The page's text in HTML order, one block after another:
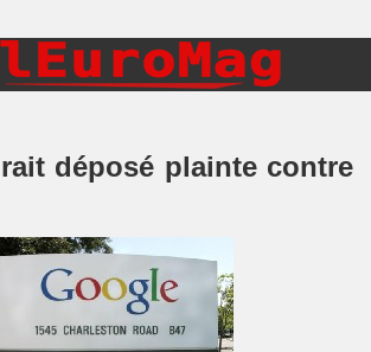
déposé plainte contre